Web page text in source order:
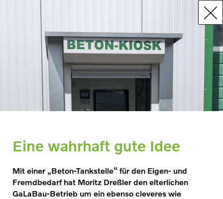
Eine wahrhaft gute Idee
Mit einer „Beton-Tankstelle“ für den Eigen- und
Fremdbedarf hat Moritz Dreßler den elterlichen
GaLaBau-Betrieb um ein ebenso cleveres wie